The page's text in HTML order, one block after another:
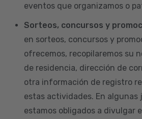
eventos que organizamos o
Sorteos, concursos y
en sorteos, concursos y
ofrecemos, recopilaremos su
de residencia, dirección de
otra información de registro
estas actividades. En algunas
estamos obligados a divulgar